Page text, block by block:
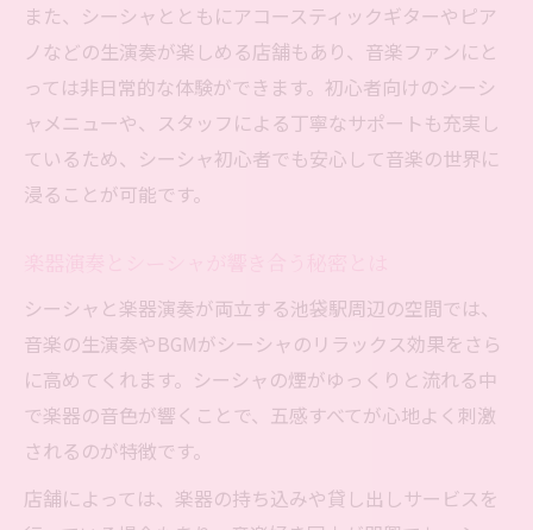
池袋で長く安くシーシャ音楽体験を叶える
コツ
コスパ重視のシーシャ音楽空間選び完全ガ
イド
楽器とシーシャを安く長く楽しむ池袋の方
また、シーシャとともにアコースティックギターやピア
ノなどの生演奏が楽しめる店舗もあり、音楽ファンにと
っては非日常的な体験ができます。初心者向けのシーシ
ャメニューや、スタッフによる丁寧なサポートも充実し
ているため、シーシャ初心者でも安心して音楽の世界に
浸ることが可能です。
シーシャと楽器演奏が両立する池袋駅周辺の空間では、
音楽の生演奏やBGMがシーシャのリラックス効果をさら
に高めてくれます。シーシャの煙がゆっくりと流れる中
で楽器の音色が響くことで、五感すべてが心地よく刺激
されるのが特徴です。
店舗によっては、楽器の持ち込みや貸し出しサービスを